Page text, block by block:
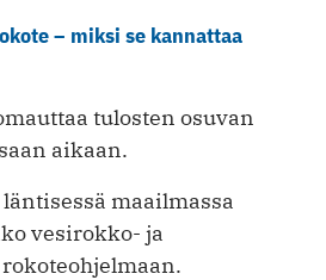
– miksi se kannattaa
tulosten osuvan
aikaan.
maailmassa
vesirokko- ja